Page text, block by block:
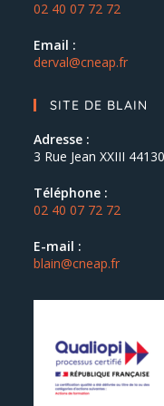
02 40 07 72 72
Email :
derval@cneap.fr
SITE DE BLAIN
Adresse :
3 Rue Jean XXIII
Téléphone :
02 40 07 72 72
E-mail :
blain@cneap.fr